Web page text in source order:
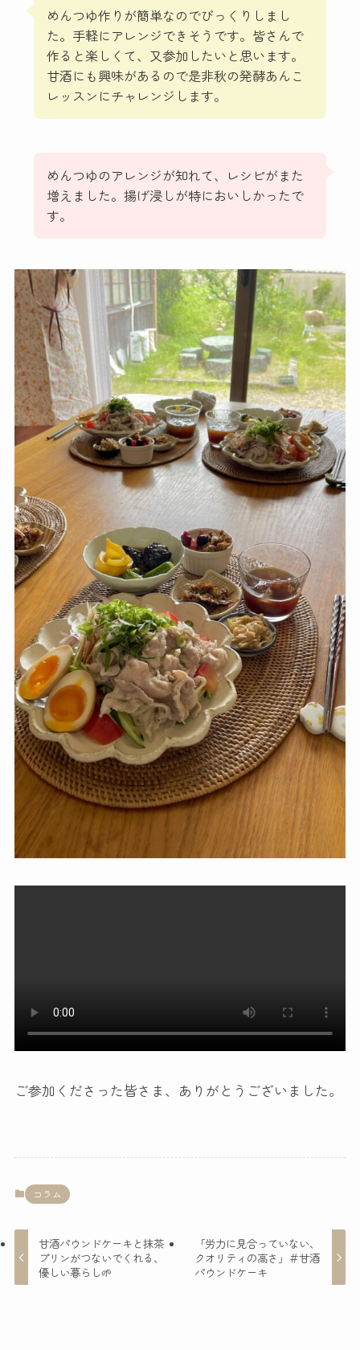
めんつゆ作りが簡単なのでびっくりしまし
た。手軽にアレンジできそうです。皆さんで
作ると楽しくて、又参加したいと思います。
甘酒にも興味があるので是非秋の発酵あんこ
レッスンにチャレンジします。
めんつゆのアレンジが知れて、レシピがまた
増えました。揚げ浸しが特においしかったで
す。
ご参加くださった皆さま、ありがとうございました。
コラム
甘酒パウンドケーキと抹茶
プリンがつないでくれる、
優しい暮らし🌱
「労力に見合っていない、
クオリティの高さ」＃甘酒
パウンドケーキ